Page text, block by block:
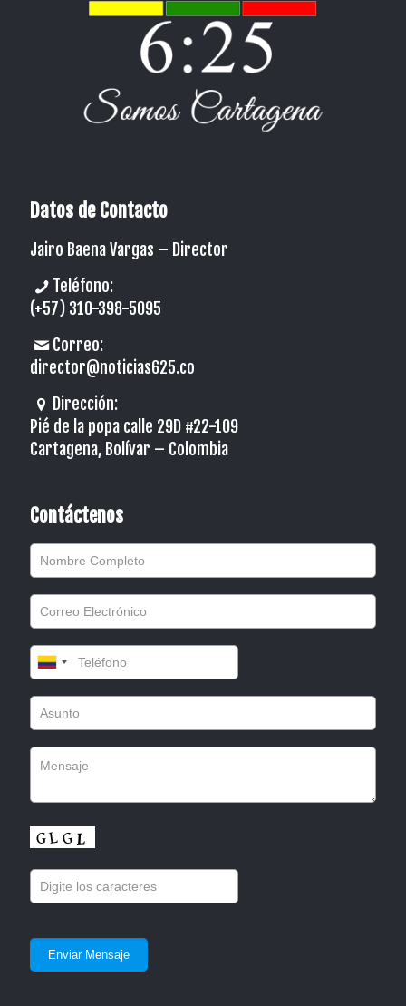
Datos de Contacto
Jairo Baena Vargas – Director
Teléfono:
(+57) 310-398-5095
Correo:
director@noticias625.co
Dirección:
Pié de la popa calle 29D #22-109
Cartagena, Bolívar – Colombia
Contáctenos